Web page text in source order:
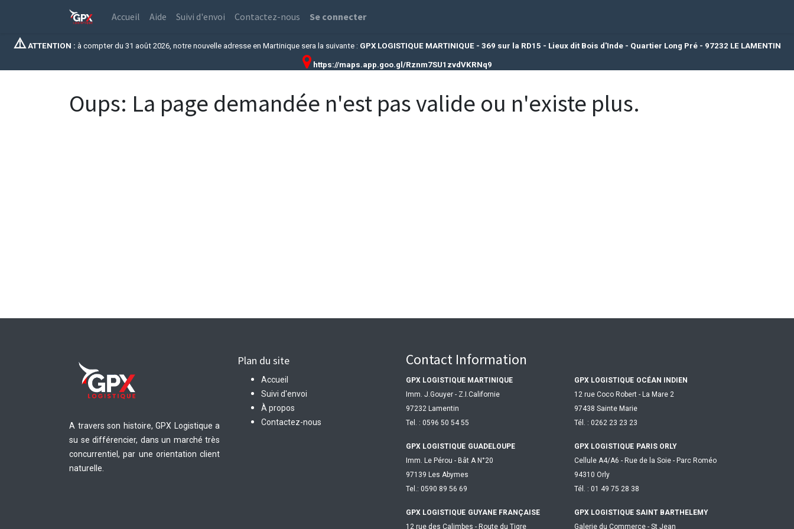
Accueil Aide Suivi d'envoi Contactez-nous Se connecter
⚠️ATTENTION : à compter du 31 août 2026, notre nouvelle adresse en Martinique sera la suivante : GPX LOGISTIQUE MARTINIQUE - 369 sur la RD15 - Lieux dit Bois d'Inde - Quartier Long Pré - 97232 LE LAMENTIN
https://maps.app.goo.gl/Rznm7SU1zvdVKRNq9
Oups: La page demandée n'est pas valide ou n'existe plus.
A travers son histoire, GPX Logistique a
su se différencier, dans un marché très
concurrentiel, par une orientation client
naturelle.
Plan du site
Accueil
Suivi d'envoi
À propos
Contactez-nous
Contact Information
GPX LOGISTIQUE MARTINIQUE
Imm. J.Gouyer - Z.I.Californie
97232 Lamentin
Tel. : 0596 50 54 55
GPX LOGISTIQUE GUADELOUPE
Imm. Le Pérou - Bât A N°20
97139 Les Abymes
Tel.: 0590 89 56 69
GPX LOGISTIQUE GUYANE FRANÇAISE
12 rue des Calimbes - Route du Tigre
GPX LOGISTIQUE OCÉAN INDIEN
12 rue Coco Robert - La Mare 2
97438 Sainte Marie
Tél. : 0262 23 23 23
GPX LOGISTIQUE PARIS ORLY
Cellule A4/A6 - Rue de la Soie - Parc Roméo
94310 Orly
Tél. : 01 49 75 28 38
GPX LOGISTIQUE SAINT BARTHELEMY
Galerie du Commerce - St Jean